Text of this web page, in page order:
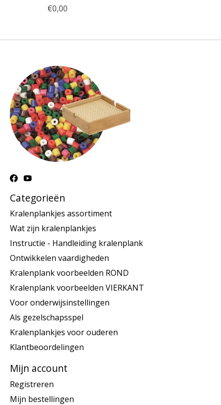
€0,00
Categorieën
Kralenplankjes assortiment
Wat zijn kralenplankjes
Instructie - Handleiding kralenplank
Ontwikkelen vaardigheden
Kralenplank voorbeelden ROND
Kralenplank voorbeelden VIERKANT
Voor onderwijsinstellingen
Als gezelschapsspel
Kralenplankjes voor ouderen
Klantbeoordelingen
Mijn account
Registreren
Mijn bestellingen